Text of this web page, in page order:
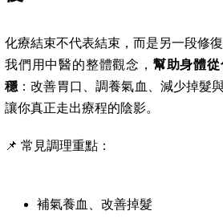
化療結束不代表結束，而是另一段修復
我們用中醫的整體觀念， 幫助身體
穩 ：改善胃口、調養氣血、減少掉髮
讓你真正走出療程的陰影。
📌 常見調理重點：
補氣養血、改善掉髮